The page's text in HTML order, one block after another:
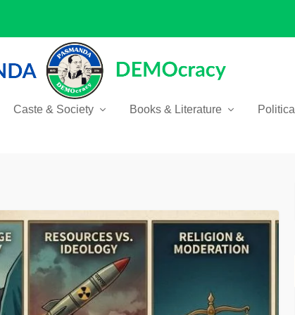
Caste & Society Books & Literature Political